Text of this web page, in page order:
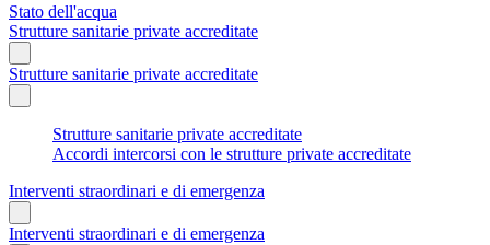
Stato dell'acqua
Strutture sanitarie private accreditate
Strutture sanitarie private accreditate
Strutture sanitarie private accreditate
Accordi intercorsi con le strutture private accreditate
Interventi straordinari e di emergenza
Interventi straordinari e di emergenza